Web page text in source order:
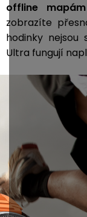
offline mapám
zobrazíte
hodinky nejsou
Ultra fungují